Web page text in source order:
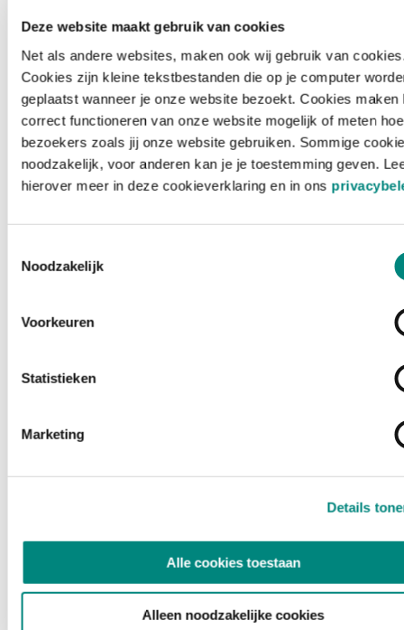
Deze website maakt gebruik van cookies
Net als andere websites, maken ook wij gebruik van
Cookies zijn kleine tekstbestanden die op je computer
geplaatst wanneer je onze website bezoekt. Cookies maken
correct functioneren van onze website mogelijk of meten hoe
bezoekers zoals jij onze website gebruiken. Sommige
noodzakelijk, voor anderen kan je je toestemming geven.
hierover meer in deze cookieverklaring en in ons
Noodzakelijk
Voorkeuren
Statistieken
Marketing
Details
Alle cookies toestaan
Alleen noodzakelijke cookies